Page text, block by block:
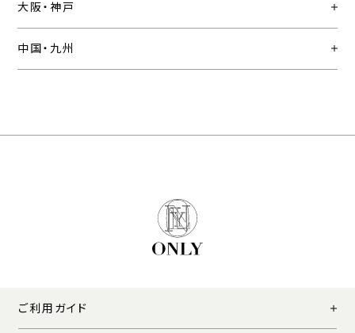
大阪・神戸
中国・九州
ご利用ガイド